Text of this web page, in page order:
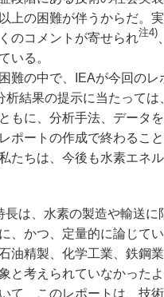
上の困難が伴うからだ。
のコメントが寄せられ注4)
いる。
難の中で、IEAが今回のレ
析結果の提示に当たって
もに、分析手法、データ
ポートの作成で終わるこ
たちは、今後も水素エネ
は、水素の製造や輸送に
、かつ、定量的に論じて
油精製、化学工業、鉄鋼
と考えられていなかった
て、このレポートは、技